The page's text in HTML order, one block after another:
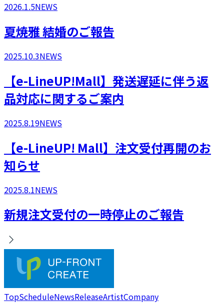
2026.1.5NEWS
​夏焼雅 結婚のご報告
2025.10.3NEWS
【e-LineUP!Mall】発送遅延に伴う返
品対応に関するご案内
2025.8.19NEWS
​【e-LineUP! Mall】注文受付再開のお
知らせ
2025.8.1NEWS
新規注文受付の一時停止のご報告
TopScheduleNewsReleaseArtistCompany